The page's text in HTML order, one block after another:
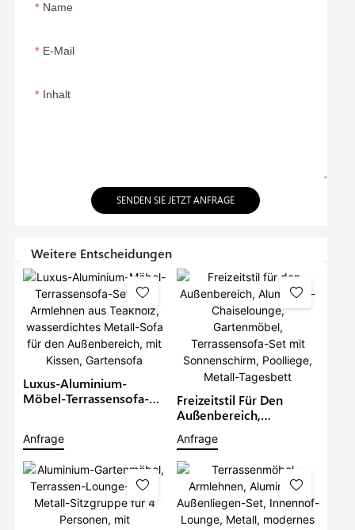
Name
E-Mail
Inhalt
SENDEN SIE JETZT ANFRAGE
Weitere Entscheidungen
Luxus-Aluminium-
Möbel-Terrassensofa-
Metall-Sofa Für Den
Außenbereich, Mit
Kissen, Gartensofa
Anfrage
Freizeitstil Für Den
Außenbereich,
Aluminium-
Chaiselounge,
Gartenmöbel,
Terrassensofa-Set Mit
Sonnenschirm,
Poolliege, Metall-
Tagesbett
Anfrage